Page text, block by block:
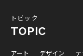
トピック
TOPIC
アート デザイン テ